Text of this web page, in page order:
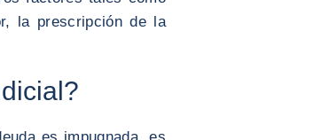
la prescripción de la